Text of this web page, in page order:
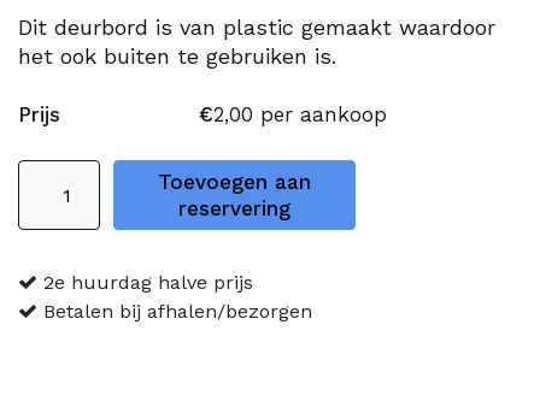
Dit deurbord is van plastic gemaakt waardoor
het ook buiten te gebruiken is.
Prijs €2,00 per aankoop
sarah
aantal
Toevoegen aan
reservering
2e huurdag halve prijs
Betalen bij afhalen/bezorgen